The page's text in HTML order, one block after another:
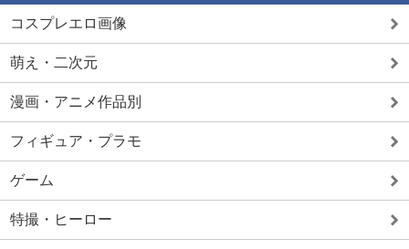
コスプレエロ画像
萌え・二次元
漫画・アニメ作品別
フィギュア・プラモ
ゲーム
特撮・ヒーロー